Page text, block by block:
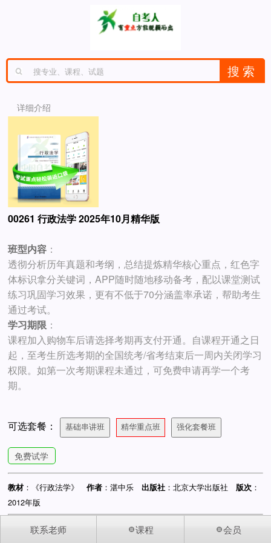
详细介绍
00261 行政法学 2025年10月精华版
班型内容：
透彻分析历年真题和考纲，总结提炼精华核心重点，红色字
体标识拿分关键词，APP随时随地移动备考，配以课堂测试
练习巩固学习效果，更有不低于70分涵盖率承诺，帮助考生
通过考试。
学习期限：
课程加入购物车后请选择考期再支付开通。自课程开通之日
起，至考生所选考期的全国统考/省考结束后一周内关闭学习
权限。如第一次考期课程未通过，可免费申请再学一个考
期。
可选套餐： 基础串讲班 精华重点班 强化套餐班
免费试学
教材：《行政法学》 作者：湛中乐 出版社：北京大学出版社 版次：
2012年版
您访问的是手机版网站
联系老师 课程 会员